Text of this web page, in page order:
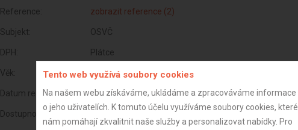
Reference: zobrazit reference (2)
Subjekt: OSVČ
DPH: Plátce
Věk: 32 let
Datum registrace: 19.7.2020
Dostupnost:
Tento web využívá soubory cookies
Na našem webu získáváme, ukládáme a zpracováváme informace
o jeho uživatelích. K tomuto účelu využíváme soubory cookies, které
nám pomáhají zkvalitnit naše služby a personalizovat nabídky. Pro